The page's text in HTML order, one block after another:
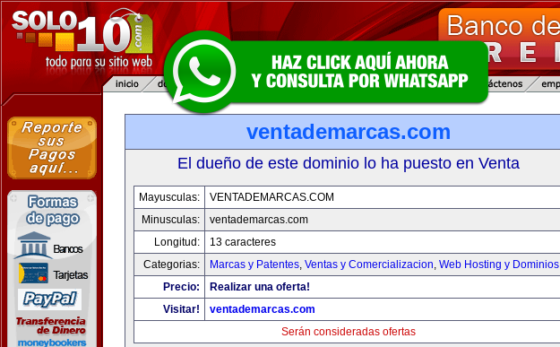
ventademarcas.com
El dueño de este dominio lo ha puesto en Venta
Mayusculas:
VENTADEMARCAS.COM
Minusculas:
ventademarcas.com
Longitud:
13 caracteres
Categorias:
Marcas y Patentes, Ventas y Comercializacion, Web Hosting y Dominios
Precio:
Realizar una oferta!
Visitar!
ventademarcas.com
Serán consideradas ofertas